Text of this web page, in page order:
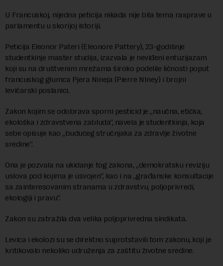
U Francuskoj, nijedna peticija nikada nije bila tema rasprave u
parlamentu u skorijoj istoriji.
Peticija Eleonor Pateri (Eleonore Pattery), 23-godišnje
studentkinje master studija, izazvala je neviđeni entuzijazam
koji su na društvenim mrežama široko podelile ličnosti poput
francuskog glumca Pjera Nineja (Pierre NIney) i brojni
levičarski poslanici.
Zakon kojim se odobrava sporni pesticid je „naučna, etička,
ekološka i zdravstvena zabluda“, navela je studentkinja, koja
sebe opisuje kao „budućeg stručnjaka za zdravlje životne
sredine“.
Ona je pozvala na ukidanje tog zakona, „demokratsku reviziju
uslova pod kojima je usvojen“, kao i na „građanske konsultacije
sa zainteresovanim stranama u zdravstvu, poljoprivredi,
ekologiji i pravu“.
Zakon su zatražila dva velika poljoprivredna sindikata.
Levica i ekolozi su se direktno suprotstavili tom zakonu, koji je
kritikovalo nekoliko udruženja za zaštitu životne sredine.